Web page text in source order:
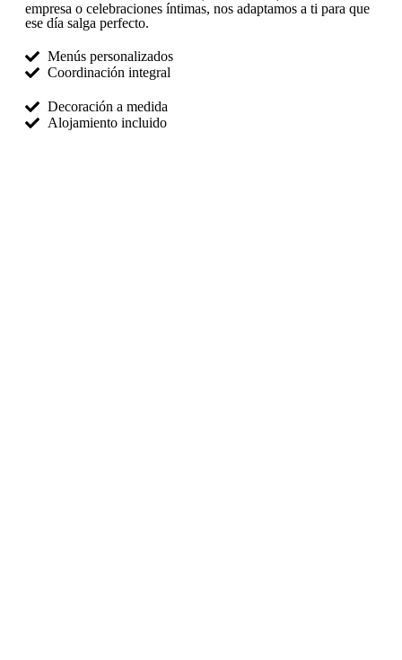
empresa o celebraciones íntimas, nos adaptamos a ti para que
ese día salga perfecto.
Menús personalizados
Coordinación integral
Decoración a medida
Alojamiento incluido